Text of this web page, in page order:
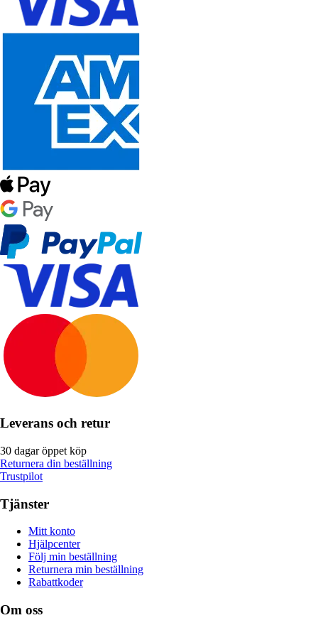
Leverans och retur
30 dagar öppet köp
Returnera din beställning
Trustpilot
Tjänster
Mitt konto
Hjälpcenter
Följ min beställning
Returnera min beställning
Rabattkoder
Om oss